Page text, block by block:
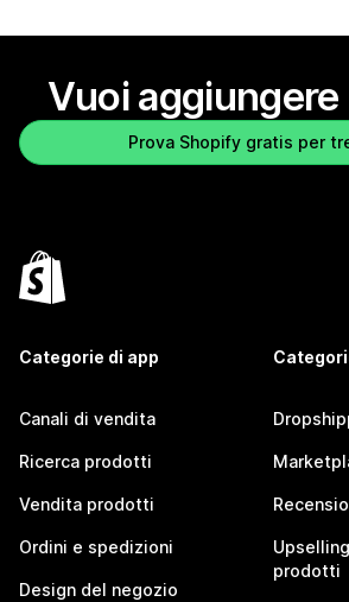
Vuoi aggiungere
Prova Shopify gratis per
Categorie di app
Canali di vendita
Ricerca prodotti
Vendita prodotti
Ordini e spedizioni
Design del negozio
prodotti